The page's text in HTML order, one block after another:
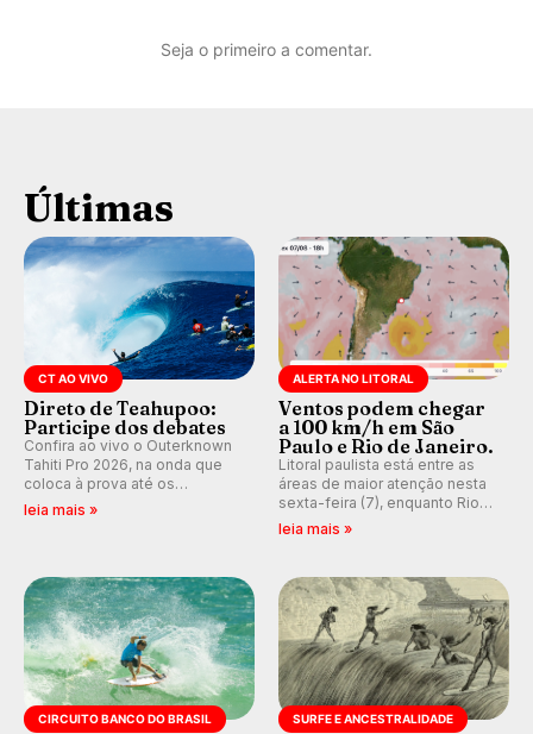
Seja o primeiro a comentar.
Últimas
CT AO VIVO
Direto de Teahupoo:
Participe dos debates
Confira ao vivo o Outerknown
Tahiti Pro 2026, na onda que
coloca à prova até os
melhores surfistas do mundo.
Participe dos comentários e
etapas da WSL.
leia mais »
ALERTA NO LITORAL
Ventos podem chegar
a 100 km/h em São
Paulo e Rio de Janeiro.
Litoral paulista está entre as
áreas de maior atenção nesta
sexta-feira (7), enquanto Rio
de Janeiro também recebe
alerta para ventos fortes.
km/h em Itanhaém.
leia mais »
CIRCUITO BANCO DO BRASIL SURFE E ANCESTRALIDADE